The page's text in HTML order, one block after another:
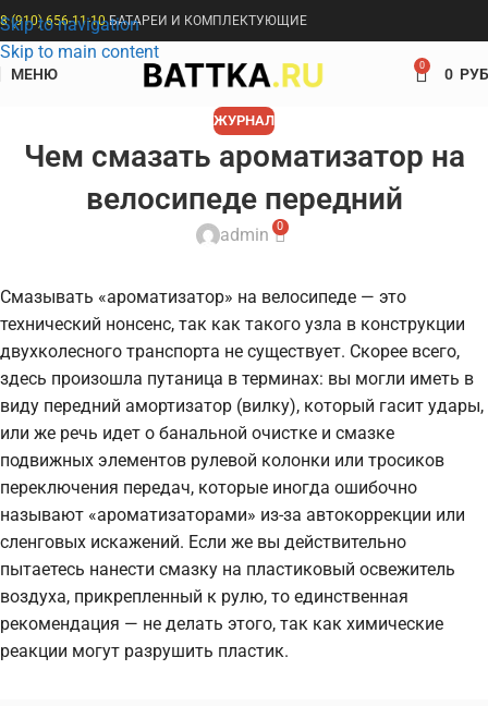
Skip to navigation
Skip to main content
8 (910) 656-11-10БАТАРЕИ И КОМПЛЕКТУЮЩИЕ
МЕНЮ 0 0
ЖУРНАЛ
Чем смазать ароматизатор на
велосипеде передний
admin 0
Смазывать «ароматизатор» на велосипеде — это
технический нонсенс, так как такого узла в конструкции
двухколесного транспорта не существует. Скорее всего,
здесь произошла путаница в терминах: вы могли иметь в
виду передний амортизатор (вилку), который гасит удары,
или же речь идет о банальной очистке и смазке
подвижных элементов рулевой колонки или тросиков
переключения передач, которые иногда ошибочно
называют «ароматизаторами» из-за автокоррекции или
сленговых искажений. Если же вы действительно
пытаетесь нанести смазку на пластиковый освежитель
воздуха, прикрепленный к рулю, то единственная
рекомендация — не делать этого, так как химические
реакции могут разрушить пластик.